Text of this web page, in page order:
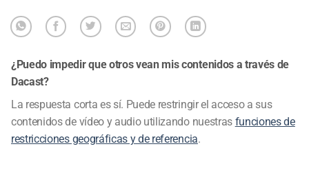
¿Puedo impedir que otros vean mis contenidos a través de
Dacast?
La respuesta corta es sí. Puede restringir el acceso a sus
contenidos de vídeo y audio utilizando nuestras funciones de
restricciones geográficas y de referencia.